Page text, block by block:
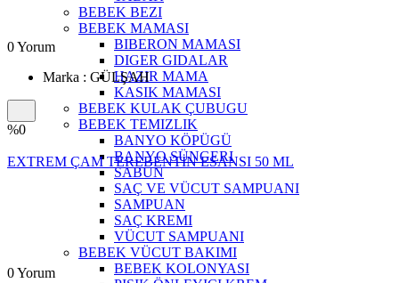
BEBEK BEZI
BEBEK MAMASI
BIBERON MAMASI
DIGER GIDALAR
HAZIR MAMA
KASIK MAMASI
BEBEK KULAK ÇUBUGU
BEBEK TEMIZLIK
BANYO KÖPÜGÜ
BANYO SÜNGERI
SABUN
SAÇ VE VÜCUT SAMPUANI
SAMPUAN
SAÇ KREMI
VÜCUT SAMPUANI
BEBEK VÜCUT BAKIMI
BEBEK KOLONYASI
SON FIRSAT
Tüm Markalar
KOZMETİK
VTN-GIDA
0 Yorum
Marka : GÜLŞAH
%0
EXTREM ÇAM TEREBENTİN ESANSI 50 ML
0 Yorum